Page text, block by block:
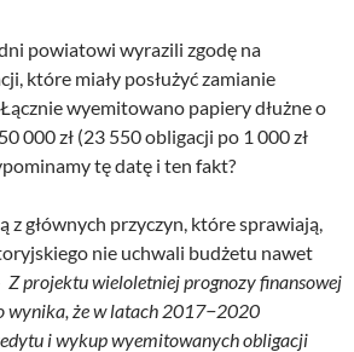
powiatowi wyrazili zgodę na
które miały posłużyć zamianie
wyemitowano papiery dłużne o
000 zł (23 550 obligacji po 1 000 zł
tę datę i ten fakt?
z głównych przyczyn, które sprawiają,
nie uchwali budżetu nawet
Z projektu wieloletniej prognozy finansowej
wynika, że w latach 2017−2020
i wykup wyemitowanych obligacji